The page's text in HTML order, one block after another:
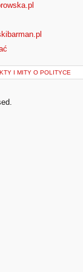
I MITY O POLITYCE